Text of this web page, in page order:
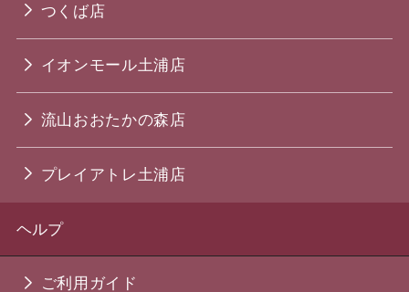
つくば店
イオンモール土浦店
流山おおたかの森店
プレイアトレ土浦店
ヘルプ
ご利用ガイド